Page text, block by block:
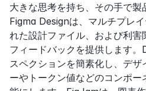
大きな思考を持ち、その手で製
Figma Designは、マルチプレ
れた設計ファイル、および利害
フィードバックを提供します
スペクションを簡素化し、デ
ーやトークン値などのコンポ